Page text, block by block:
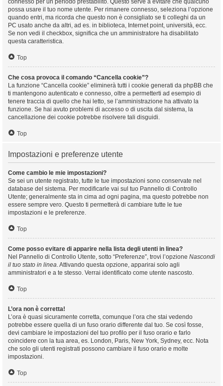
connesso per un periodo prestabilito. Questo serve a evitare che qualcuno
possa usare il tuo nome utente. Per rimanere connesso, seleziona l’opzione
quando entri, ma ricorda che questo non è consigliato se ti colleghi da un
PC usato anche da altri, ad es. in biblioteca, Internet point, università, ecc.
Se non vedi il checkbox, significa che un amministratore ha disabilitato
questa caratteristica.
Top
Che cosa provoca il comando “Cancella cookie”?
La funzione “Cancella cookie” eliminerà tutti i cookie generati da phpBB che
ti mantengono autenticato e connesso, oltre a permetterti ad esempio di
tenere traccia di quello che hai letto, se l’amministrazione ha attivato la
funzione. Se hai avuto problemi di accesso o di uscita dal sistema, la
cancellazione dei cookie potrebbe risolvere tali disguidi.
Top
Impostazioni e preferenze utente
Come cambio le mie impostazioni?
Se sei un utente registrato, tutte le tue impostazioni sono conservate nel
database del sistema. Per modificarle vai sul tuo Pannello di Controllo
Utente; generalmente sta in cima ad ogni pagina, ma questo potrebbe non
essere sempre vero. Questo ti permetterà di cambiare tutte le tue
impostazioni e le preferenze.
Top
Come posso evitare di apparire nella lista degli utenti in linea?
Nel Pannello di Controllo Utente, sotto “Preferenze”, trovi l’opzione Nascondi
il tuo stato in linea. Attivando questa opzione, apparirai solo agli
amministratori e a te stesso. Verrai identificato come utente nascosto.
Top
L’ora non è corretta!
L’ora è quasi sicuramente corretta, comunque l’ora che stai vedendo
potrebbe essere quella di un fuso orario differente dal tuo. Se così fosse,
devi cambiare le impostazioni del tuo profilo per il fuso orario e farlo
coincidere con la tua area, es. London, Paris, New York, Sydney, ecc. Nota
che solo gli utenti registrati possono cambiare il fuso orario e molte
impostazioni.
Top